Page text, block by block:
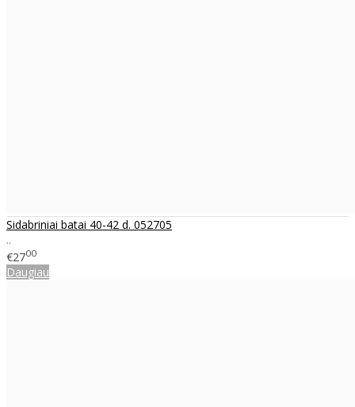
Sidabriniai batai 40-42 d. 052705
..
€2700
Daugiau